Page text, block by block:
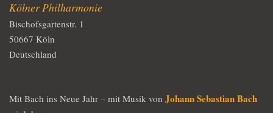
Kölner Philharmonie
Bischofsgartenstr. 1
50667 Köln
Deutschland
Mit Bach ins Neue Jahr – mit Musik von Johann Sebastian Bach